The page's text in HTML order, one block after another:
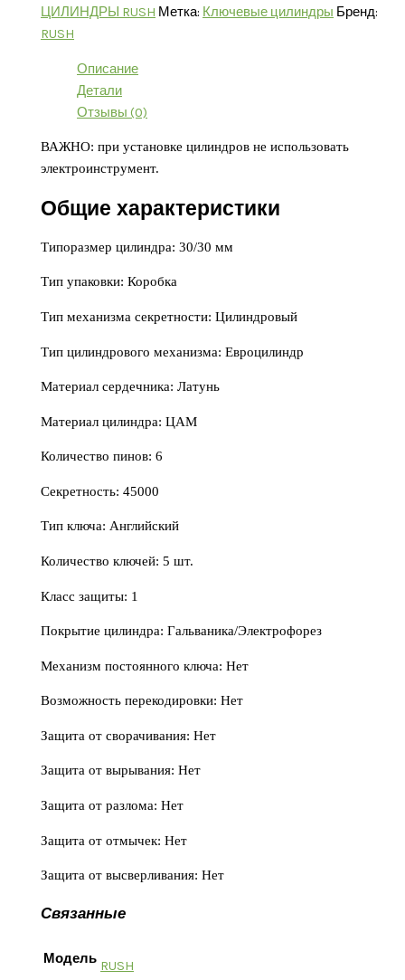
ЦИЛИНДРЫ RUSH Метка: Ключевые цилиндры Бренд:
RUSH
Описание
Детали
Отзывы (0)
ВАЖНО: при установке цилиндров не использовать
электроинструмент.
Общие характеристики
Типоразмер цилиндра: 30/30 мм
Тип упаковки: Коробка
Тип механизма секретности: Цилиндровый
Тип цилиндрового механизма: Евроцилиндр
Материал сердечника: Латунь
Материал цилиндра: ЦАМ
Количество пинов: 6
Секретность: 45000
Тип ключа: Английский
Количество ключей: 5 шт.
Класс защиты: 1
Покрытие цилиндра: Гальваника/Электрофорез
Механизм постоянного ключа: Нет
Возможность перекодировки: Нет
Защита от сворачивания: Нет
Защита от вырывания: Нет
Защита от разлома: Нет
Защита от отмычек: Нет
Защита от высверливания:Нет
Связанные
Модель RUSH